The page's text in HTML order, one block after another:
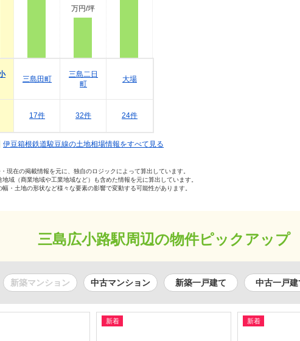
三島田町
17件
万円/坪
三島二日
町
32件
大場
24件
伊豆箱根鉄道駿豆線の土地相場情報をすべて見る
現在の掲載情報を元に、独自のロジックによって算出しています。
域（商業地域や工業地域など）も含めた情報を元に算出しています。
・土地の形状など様々な要素の影響で変動する可能性があります。
三島広小路駅周辺の物件ピックアップ
新築マンション 中古マンション 新築一戸建て 中古一戸建
新着 新着